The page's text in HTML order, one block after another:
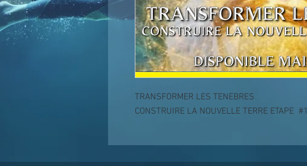
TRANSFORMER LES TENEBRES
CONSTRUIRE LA NOUVELLE TERRE ETAPE #1